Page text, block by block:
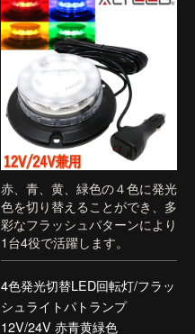
赤、青、黄、緑色の４色に発光
色を切り替えることができ、多
彩なフラッシュパターンにより
1台4役で活躍します。
4色発光切替LED回転灯/フラッ
シュライトパトランプ
12V/24V 赤青黄緑色